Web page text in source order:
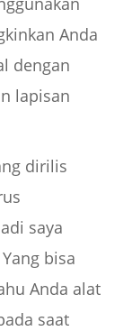
Anda
dengan
lapisan
dirilis
saya
bisa
Anda alat
saat